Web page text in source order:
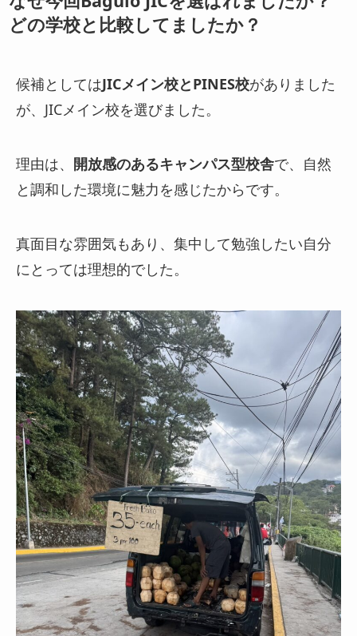
どの学校と比較してましたか？
候補としてはJICメイン校とPINES校がありました
が、JICメイン校を選びました。
理由は、 開放感のあるキャンパス型校舎で、自然
と調和した環境に魅力を感じたからです。
真面目な雰囲気もあり、集中して勉強したい自分
にとっては理想的でした。